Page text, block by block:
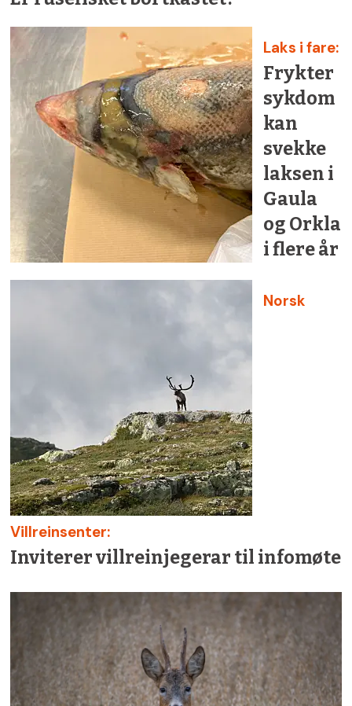
Laks i fare:
Frykter
sykdom
kan
svekke
laksen i
Gaula
og Orkla
i flere år
Norsk
Villreinsenter:
Inviterer villreinjegerar til infomøte